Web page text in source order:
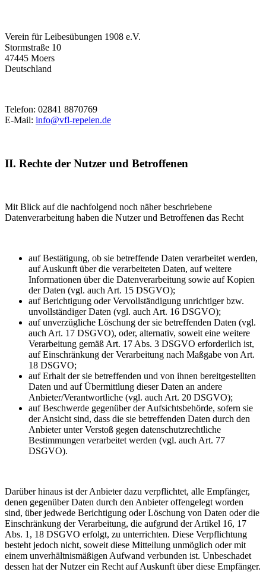
Verein für Leibesübungen 1908 e.V.
Stormstraße 10
47445 Moers
Deutschland
Telefon: 02841 8870769
E-Mail: info@vfl-repelen.de
II. Rechte der Nutzer und Betroffenen
Mit Blick auf die nachfolgend noch näher beschriebene
Datenverarbeitung haben die Nutzer und Betroffenen das Recht
auf Bestätigung, ob sie betreffende Daten verarbeitet werden,
auf Auskunft über die verarbeiteten Daten, auf weitere
Informationen über die Datenverarbeitung sowie auf Kopien
der Daten (vgl. auch Art. 15 DSGVO);
auf Berichtigung oder Vervollständigung unrichtiger bzw.
unvollständiger Daten (vgl. auch Art. 16 DSGVO);
auf unverzügliche Löschung der sie betreffenden Daten (vgl.
auch Art. 17 DSGVO), oder, alternativ, soweit eine weitere
Verarbeitung gemäß Art. 17 Abs. 3 DSGVO erforderlich ist,
auf Einschränkung der Verarbeitung nach Maßgabe von Art.
18 DSGVO;
auf Erhalt der sie betreffenden und von ihnen bereitgestellten
Daten und auf Übermittlung dieser Daten an andere
Anbieter/Verantwortliche (vgl. auch Art. 20 DSGVO);
auf Beschwerde gegenüber der Aufsichtsbehörde, sofern sie
der Ansicht sind, dass die sie betreffenden Daten durch den
Anbieter unter Verstoß gegen datenschutzrechtliche
Bestimmungen verarbeitet werden (vgl. auch Art. 77
DSGVO).
Darüber hinaus ist der Anbieter dazu verpflichtet, alle Empfänger,
denen gegenüber Daten durch den Anbieter offengelegt worden
sind, über jedwede Berichtigung oder Löschung von Daten oder die
Einschränkung der Verarbeitung, die aufgrund der Artikel 16, 17
Abs. 1, 18 DSGVO erfolgt, zu unterrichten. Diese Verpflichtung
besteht jedoch nicht, soweit diese Mitteilung unmöglich oder mit
einem unverhältnismäßigen Aufwand verbunden ist. Unbeschadet
dessen hat der Nutzer ein Recht auf Auskunft über diese Empfänger.